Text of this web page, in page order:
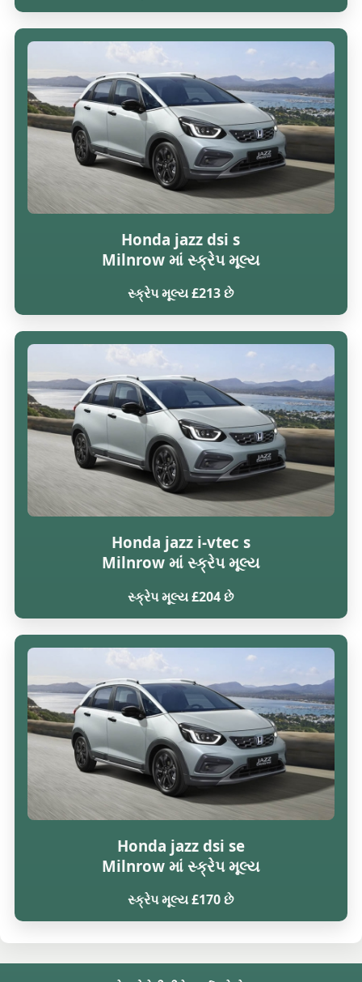
Honda jazz dsi s
Milnrow માં સ્ક્રેપ મૂલ્ય
સ્ક્રેપ મૂલ્ય £213 છે
Honda jazz i-vtec s
Milnrow માં સ્ક્રેપ મૂલ્ય
સ્ક્રેપ મૂલ્ય £204 છે
Honda jazz dsi se
Milnrow માં સ્ક્રેપ મૂલ્ય
સ્ક્રેપ મૂલ્ય £170 છે